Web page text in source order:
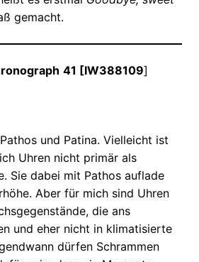
gemacht.
41 [IW388109]
und Patina. Vielleicht ist
Uhren nicht primär als
Sie dabei mit Pathos auflade
Aber für mich sind Uhren
die ans
und eher nicht in klimatisierte
dürfen Schrammen